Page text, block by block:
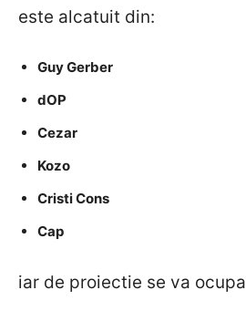
este alcatuit din:
Guy Gerber
dOP
Cezar
Kozo
Cristi Cons
Cap
iar de proiectie se va ocupa